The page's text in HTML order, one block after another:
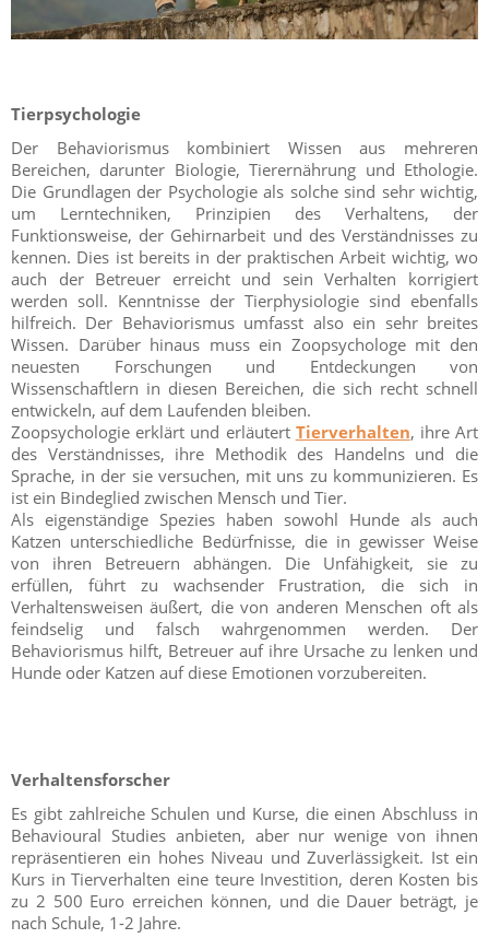
Tierpsychologie
Der Behaviorismus kombiniert Wissen aus mehreren
Bereichen, darunter Biologie, Tierernährung und Ethologie.
Die Grundlagen der Psychologie als solche sind sehr wichtig,
um Lerntechniken, Prinzipien des Verhaltens, der
Funktionsweise, der Gehirnarbeit und des Verständnisses zu
kennen. Dies ist bereits in der praktischen Arbeit wichtig, wo
auch der Betreuer erreicht und sein Verhalten korrigiert
werden soll. Kenntnisse der Tierphysiologie sind ebenfalls
hilfreich. Der Behaviorismus umfasst also ein sehr breites
Wissen. Darüber hinaus muss ein Zoopsychologe mit den
neuesten Forschungen und Entdeckungen von
Wissenschaftlern in diesen Bereichen, die sich recht schnell
entwickeln, auf dem Laufenden bleiben.
Zoopsychologie erklärt und erläutert Tierverhalten, ihre Art
des Verständnisses, ihre Methodik des Handelns und die
Sprache, in der sie versuchen, mit uns zu kommunizieren. Es
ist ein Bindeglied zwischen Mensch und Tier.
Als eigenständige Spezies haben sowohl Hunde als auch
Katzen unterschiedliche Bedürfnisse, die in gewisser Weise
von ihren Betreuern abhängen. Die Unfähigkeit, sie zu
erfüllen, führt zu wachsender Frustration, die sich in
Verhaltensweisen äußert, die von anderen Menschen oft als
feindselig und falsch wahrgenommen werden. Der
Behaviorismus hilft, Betreuer auf ihre Ursache zu lenken und
Hunde oder Katzen auf diese Emotionen vorzubereiten.
Verhaltensforscher
Es gibt zahlreiche Schulen und Kurse, die einen Abschluss in
Behavioural Studies anbieten, aber nur wenige von ihnen
repräsentieren ein hohes Niveau und Zuverlässigkeit. Ist ein
Kurs in Tierverhalten eine teure Investition, deren Kosten bis
zu 2 500 Euro erreichen können, und die Dauer beträgt, je
nach Schule, 1-2 Jahre.